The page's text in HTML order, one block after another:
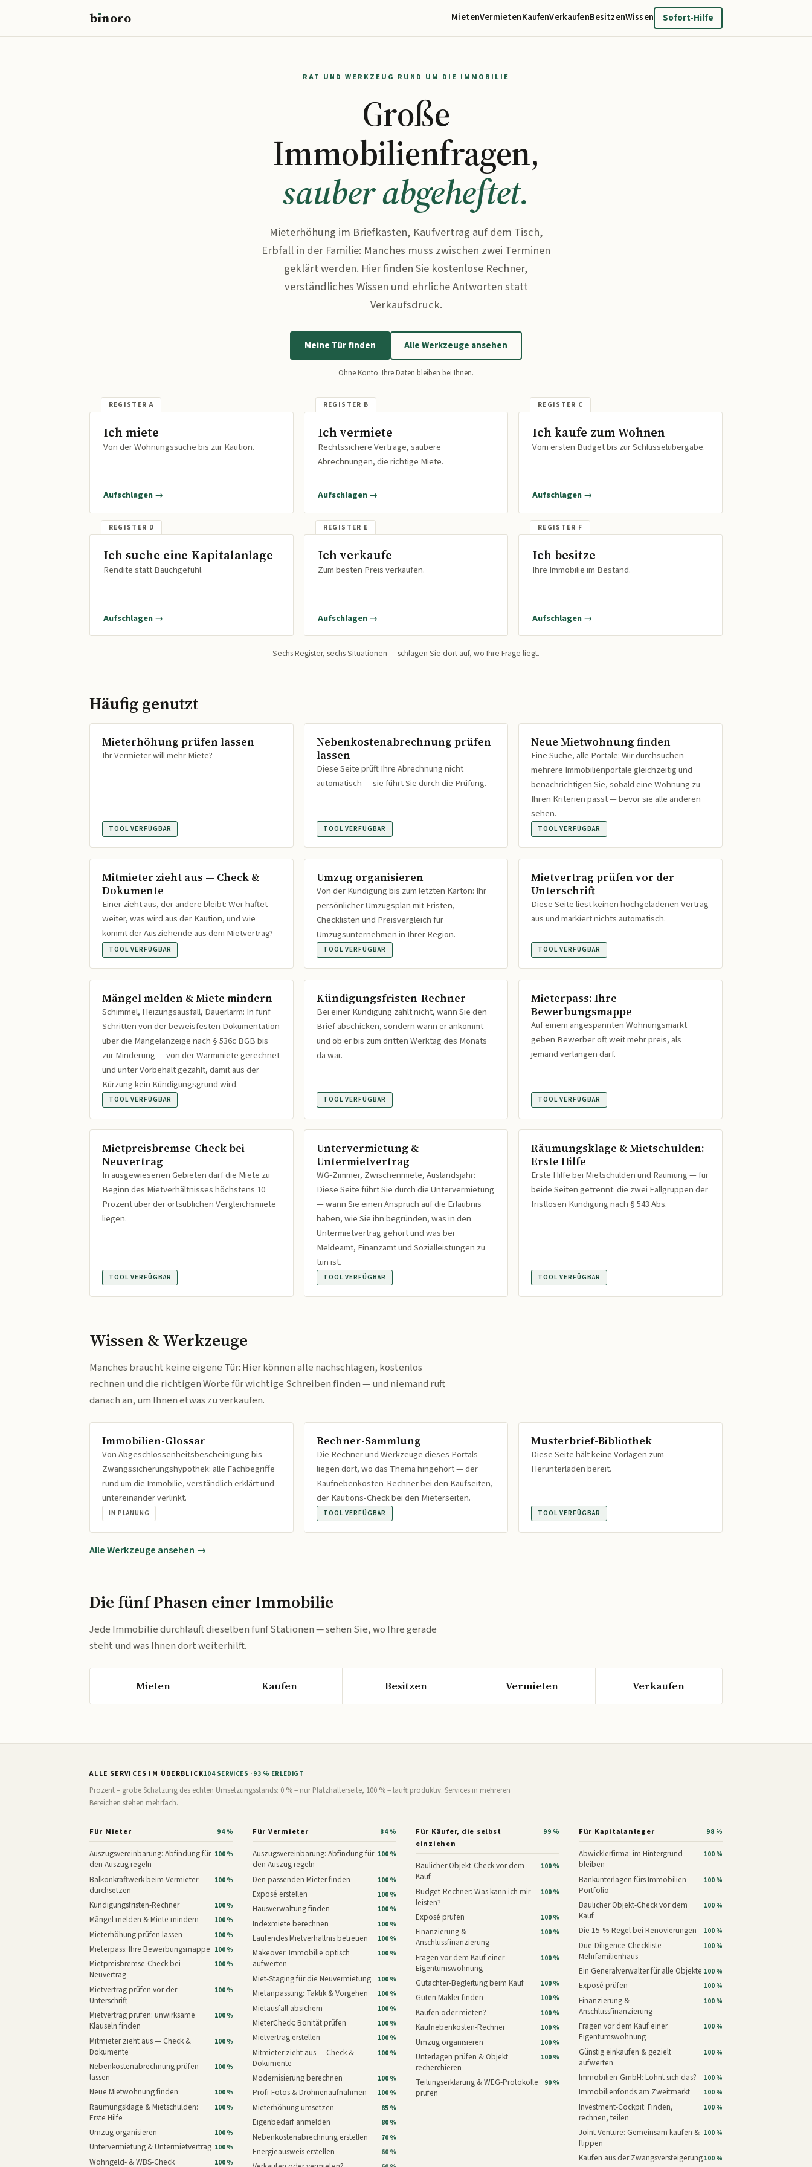
bınoro MietenVermietenKaufenVerkaufenBesitzenWissen Sofort-Hilfe
RAT UND WERKZEUG RUND UM DIE IMMOBILIE
Große
Immobilienfragen,
sauber abgeheftet.
Mieterhöhung im Briefkasten, Kaufvertrag auf dem Tisch,
Erbfall in der Familie: Manches muss zwischen zwei Terminen
geklärt werden. Hier finden Sie kostenlose Rechner,
verständliches Wissen und ehrliche Antworten statt
Verkaufsdruck.
Meine Tür finden Alle Werkzeuge ansehen
Ohne Konto. Ihre Daten bleiben bei Ihnen.
Ich miete
Von der Wohnungssuche bis zur Kaution.
Aufschlagen →
Ich vermiete
Rechtssichere Verträge, saubere
Abrechnungen, die richtige Miete.
Aufschlagen →
Ich kaufe zum Wohnen
Vom ersten Budget bis zur Schlüsselübergabe.
Aufschlagen →
Ich suche eine Kapitalanlage
Rendite statt Bauchgefühl.
Aufschlagen →
Ich verkaufe
Zum besten Preis verkaufen.
Aufschlagen →
Ich besitze
Ihre Immobilie im Bestand.
Aufschlagen →
Sechs Register, sechs Situationen — schlagen Sie dort auf, wo Ihre Frage liegt.
Häufig genutzt
Mieterhöhung prüfen lassen
Ihr Vermieter will mehr Miete?
TOOL VERFÜGBAR
Nebenkostenabrechnung prüfen
lassen
Diese Seite prüft Ihre Abrechnung nicht
automatisch — sie führt Sie durch die Prüfung.
TOOL VERFÜGBAR
Neue Mietwohnung finden
Eine Suche, alle Portale: Wir durchsuchen
mehrere Immobilienportale gleichzeitig und
benachrichtigen Sie, sobald eine Wohnung zu
Ihren Kriterien passt — bevor sie alle anderen
sehen.
TOOL VERFÜGBAR
Mitmieter zieht aus — Check &
Dokumente
Einer zieht aus, der andere bleibt: Wer haftet
weiter, was wird aus der Kaution, und wie
kommt der Ausziehende aus dem Mietvertrag?
TOOL VERFÜGBAR
Umzug organisieren
Von der Kündigung bis zum letzten Karton: Ihr
persönlicher Umzugsplan mit Fristen,
Checklisten und Preisvergleich für
Umzugsunternehmen in Ihrer Region.
TOOL VERFÜGBAR
Mietvertrag prüfen vor der
Unterschrift
Diese Seite liest keinen hochgeladenen Vertrag
aus und markiert nichts automatisch.
TOOL VERFÜGBAR
Mängel melden & Miete mindern
Schimmel, Heizungsausfall, Dauerlärm: In fünf
Schritten von der beweisfesten Dokumentation
über die Mängelanzeige nach § 536c BGB bis
zur Minderung — von der Warmmiete gerechnet
und unter Vorbehalt gezahlt, damit aus der
Kürzung kein Kündigungsgrund wird.
TOOL VERFÜGBAR
Kündigungsfristen-Rechner
Bei einer Kündigung zählt nicht, wann Sie den
Brief abschicken, sondern wann er ankommt —
und ob er bis zum dritten Werktag des Monats
da war.
TOOL VERFÜGBAR
Mieterpass: Ihre
Bewerbungsmappe
Auf einem angespannten Wohnungsmarkt
geben Bewerber oft weit mehr preis, als
jemand verlangen darf.
TOOL VERFÜGBAR
Mietpreisbremse-Check bei
Neuvertrag
In ausgewiesenen Gebieten darf die Miete zu
Beginn des Mietverhältnisses höchstens 10
Prozent über der ortsüblichen Vergleichsmiete
liegen.
TOOL VERFÜGBAR
Untervermietung &
Untermietvertrag
WG-Zimmer, Zwischenmiete, Auslandsjahr:
Diese Seite führt Sie durch die Untervermietung
— wann Sie einen Anspruch auf die Erlaubnis
haben, wie Sie ihn begründen, was in den
Untermietvertrag gehört und was bei
Meldeamt, Finanzamt und Sozialleistungen zu
tun ist.
TOOL VERFÜGBAR
Räumungsklage & Mietschulden:
Erste Hilfe
Erste Hilfe bei Mietschulden und Räumung — für
beide Seiten getrennt: die zwei Fallgruppen der
fristlosen Kündigung nach § 543 Abs.
TOOL VERFÜGBAR
Wissen & Werkzeuge
Manches braucht keine eigene Tür: Hier können alle nachschlagen, kostenlos
rechnen und die richtigen Worte für wichtige Schreiben finden — und niemand ruft
danach an, um Ihnen etwas zu verkaufen.
Immobilien-Glossar
Von Abgeschlossenheitsbescheinigung bis
Zwangssicherungshypothek: alle Fachbegriffe
rund um die Immobilie, verständlich erklärt und
untereinander verlinkt.
IN PLANUNG
Rechner-Sammlung
Die Rechner und Werkzeuge dieses Portals
liegen dort, wo das Thema hingehört — der
Kaufnebenkosten-Rechner bei den Kaufseiten,
der Kautions-Check bei den Mieterseiten.
TOOL VERFÜGBAR
Musterbrief-Bibliothek
Diese Seite hält keine Vorlagen zum
Herunterladen bereit.
TOOL VERFÜGBAR
Alle Werkzeuge ansehen →
Die fünf Phasen einer Immobilie
Jede Immobilie durchläuft dieselben fünf Stationen — sehen Sie, wo Ihre gerade
steht und was Ihnen dort weiterhilft.
Mieten Kaufen Besitzen Vermieten Verkaufen
ALLE SERVICES IM ÜBERBLICK104 SERVICES · 93 % ERLEDIGT
Prozent = grobe Schätzung des echten Umsetzungsstands: 0 % = nur Platzhalterseite, 100 % = läuft produktiv. Services in mehreren
Bereichen stehen mehrfach.
Für Mieter 94 %
Auszugsvereinbarung: Abfindung für
den Auszug regeln
100 %
Balkonkraftwerk beim Vermieter
durchsetzen
100 %
Kündigungsfristen-Rechner 100 %
Mängel melden & Miete mindern 100 %
Mieterhöhung prüfen lassen 100 %
Mieterpass: Ihre Bewerbungsmappe 100 %
Mietpreisbremse-Check bei
Neuvertrag
100 %
Mietvertrag prüfen vor der
Unterschrift
100 %
Mietvertrag prüfen: unwirksame
Klauseln finden
100 %
Mitmieter zieht aus — Check &
Dokumente
100 %
Nebenkostenabrechnung prüfen
lassen
100 %
Neue Mietwohnung finden 100 %
Räumungsklage & Mietschulden:
Erste Hilfe
100 %
Umzug organisieren 100 %
Untervermietung & Untermietvertrag 100 %
Wohngeld- & WBS-Check 100 %
Für Vermieter 84 %
Auszugsvereinbarung: Abfindung für
den Auszug regeln
100 %
Den passenden Mieter finden 100 %
Exposé erstellen 100 %
Hausverwaltung finden 100 %
Indexmiete berechnen 100 %
Laufendes Mietverhältnis betreuen 100 %
Makeover: Immobilie optisch
aufwerten
100 %
Miet-Staging für die Neuvermietung 100 %
Mietanpassung: Taktik & Vorgehen 100 %
Mietausfall absichern 100 %
MieterCheck: Bonität prüfen 100 %
Mietvertrag erstellen 100 %
Mitmieter zieht aus — Check &
Dokumente
100 %
Modernisierung berechnen 100 %
Profi-Fotos & Drohnenaufnahmen 100 %
Mieterhöhung umsetzen 85 %
Eigenbedarf anmelden 80 %
Nebenkostenabrechnung erstellen 70 %
Energieausweis erstellen 60 %
Für Käufer, die selbst
einziehen
99 %
Baulicher Objekt-Check vor dem
Kauf
100 %
Budget-Rechner: Was kann ich mir
leisten?
100 %
Exposé prüfen 100 %
Finanzierung &
Anschlussfinanzierung
100 %
Fragen vor dem Kauf einer
Eigentumswohnung
100 %
Gutachter-Begleitung beim Kauf 100 %
Guten Makler finden 100 %
Kaufen oder mieten? 100 %
Kaufnebenkosten-Rechner 100 %
Umzug organisieren 100 %
Unterlagen prüfen & Objekt
recherchieren
100 %
Teilungserklärung & WEG-Protokolle
prüfen
90 %
Für Kapitalanleger 98 %
Abwicklerfirma: im Hintergrund
bleiben
100 %
Bankunterlagen fürs Immobilien-
Portfolio
100 %
Baulicher Objekt-Check vor dem
Kauf
100 %
Die 15-%-Regel bei Renovierungen 100 %
Due-Diligence-Checkliste
Mehrfamilienhaus
100 %
Ein Generalverwalter für alle Objekte 100 %
Exposé prüfen 100 %
Finanzierung &
Anschlussfinanzierung
100 %
Fragen vor dem Kauf einer
Eigentumswohnung
100 %
Günstig einkaufen & gezielt
aufwerten
100 %
Immobilien-GmbH: Lohnt sich das? 100 %
Immobilienfonds am Zweitmarkt 100 %
Investment-Cockpit: Finden,
rechnen, teilen
100 %
Joint Venture: Gemeinsam kaufen &
flippen
100 %
Kaufen aus der Zwangsversteigerung100 %